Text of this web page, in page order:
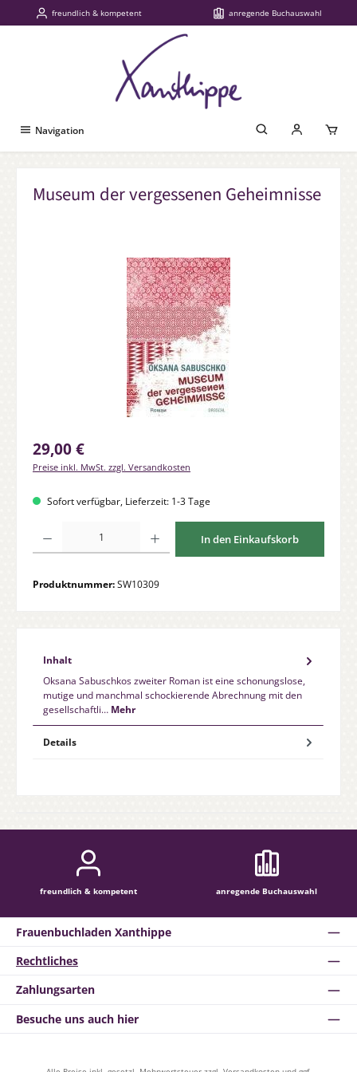
Zum Hauptinhalt springen
freundlich & kompetent anregende Buchauswahl
Navigation
Museum der vergessenen Geheimnisse
Regulärer Preis:
29,00 €
Preise inkl. MwSt. zzgl. Versandkosten
Sofort verfügbar, Lieferzeit: 1-3 Tage
In den Einkaufskorb
Produktnummer:SW10309
Inhalt
Oksana Sabuschkos zweiter Roman ist eine schonungslose,
mutige und manchmal schockierende Abrechnung mit den
gesellschaftli… Mehr
Details
freundlich & kompetent anregende Buchauswahl
Rechtliches
Zahlungsarten
Besuche uns auch hier
Frauenbuchladen Xanthippe